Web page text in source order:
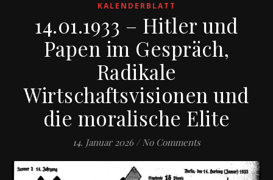
KALENDERBLATT
14.01.1933 – Hitler und
Papen im Gespräch,
Radikale
Wirtschaftsvisionen und
die moralische Elite
14. Januar 2026 / No Comments